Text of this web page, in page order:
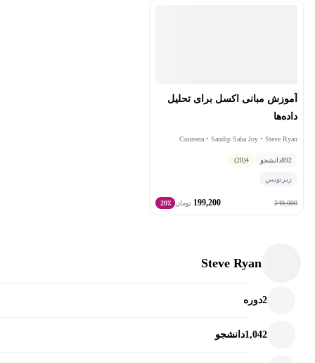
تخصص خود است.
آموزش مبانی اکسل برای تحلیل
داده‌ها
Coursera • Sandip Saha Joy • Steve Ryan
892دانشجو 4
(28)
زیرنویس
249,000
199,200 تومان 20٪
Steve Ryan
2دوره
1,042دانشجو